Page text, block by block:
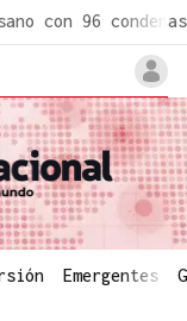
con 96 condenas
Emergentes